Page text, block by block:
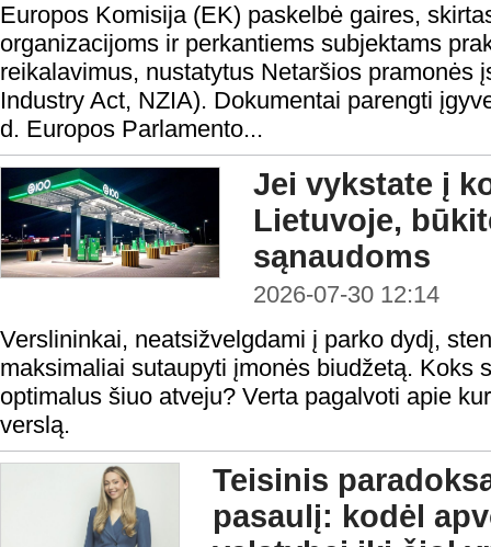
Europos Komisija (EK) paskelbė gaires,
organizacijoms ir perkantiems subjektams
reikalavimus, nustatytus Netaršios pramonės
Industry Act, NZIA). Dokumentai parengti
d. Europos Parlamento...
Jei vykstate į
Lietuvoje,
sąnaudoms
2026-07-30 12:14
Verslininkai, neatsižvelgdami į parko dydį,
maksimaliai sutaupyti įmonės biudžetą. Koks
optimalus šiuo atveju? Verta pagalvoti apie
verslą.
Teisinis
pasaulį: kodėl